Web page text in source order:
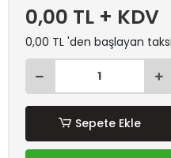
0,00 TL + KDV
0,00 TL 'den başlayan
Sepete Ekle